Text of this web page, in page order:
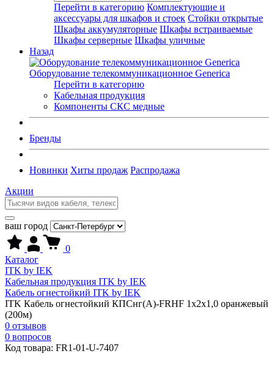
Перейти в категорию Комплектующие и
аксессуары для шкафов и стоек Стойки открытые
Шкафы аккумуляторные Шкафы встраиваемые
Шкафы серверные Шкафы уличные
Назад
Оборудование телекоммуникационное Generica
Перейти в категорию
Кабельная продукция
Компоненты СКС медные
Бренды
Новинки Хиты продаж Распродажа
Акции
ваш город
0
Каталог
ITK by IEK
Кабельная продукция ITK by IEK
Кабель огнестойкий ITK by IEK
ITK Кабель огнестойкий КПСнг(А)-FRHF 1х2х1,0 оранжевый
(200м)
0 отзывов
0 вопросов
Код товара: FR1-01-U-7407